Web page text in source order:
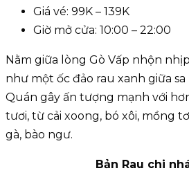
Giá vé: 99K – 139K
Giờ mở cửa: 10:00 – 22:00
Nằm giữa lòng Gò Vấp nhộn
như một ốc đảo rau xanh giữa
Quán gây ấn tượng mạnh với
tươi, từ cải xoong, bó xôi, mồng
gà, bào ngư.
Bản Rau chi